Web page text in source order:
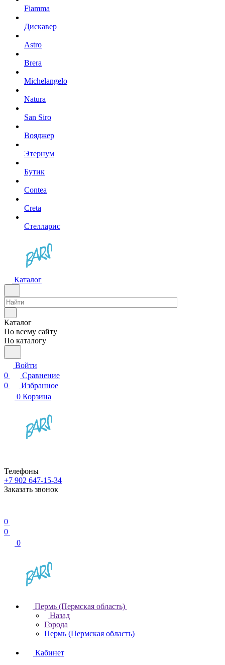
Fiamma
Дискавер
Astro
Brera
Michelangelo
Natura
San Siro
Вояджер
Этернум
Бутик
Contea
Creta
Стелларис
Каталог
Каталог
По всему сайту
По каталогу
Войти
0
Сравнение
0
Избранное
0 Корзина
Телефоны
+7 902 647-15-34
Заказать звонок
0
0
0
Пермь (Пермская область)
Назад
Города
Пермь (Пермская область)
Кабинет